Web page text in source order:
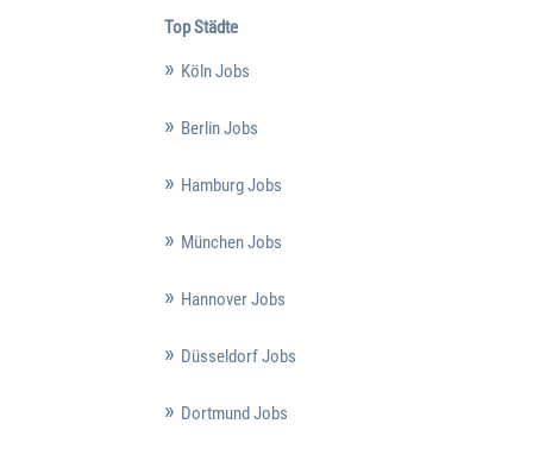
Top Städte
Köln Jobs
Berlin Jobs
Hamburg Jobs
München Jobs
Hannover Jobs
Düsseldorf Jobs
Dortmund Jobs